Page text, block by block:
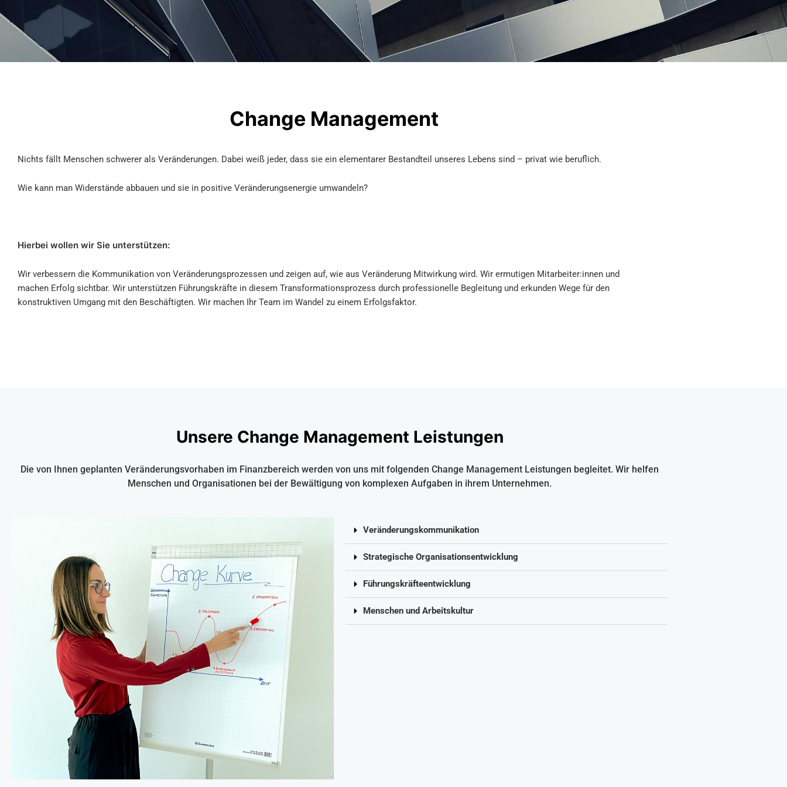
Change Management
Nichts fällt Menschen schwerer als Veränderungen. Dabei weiß jeder, dass sie ein elementarer Bestandteil unseres Lebens sind – privat wie beruflich.
Wie kann man Widerstände abbauen und sie in positive Veränderungsenergie umwandeln?
Hierbei wollen wir Sie unterstützen:
Wir verbessern die Kommunikation von Veränderungsprozessen und zeigen auf, wie aus Veränderung Mitwirkung wird. Wir ermutigen Mitarbeiter:innen und
machen Erfolg sichtbar. Wir unterstützen Führungskräfte in diesem Transformationsprozess durch professionelle Begleitung und erkunden Wege für den
konstruktiven Umgang mit den Beschäftigten. Wir machen Ihr Team im Wandel zu einem Erfolgsfaktor.
Unsere Change Management Leistungen
Die von Ihnen geplanten Veränderungsvorhaben im Finanzbereich werden von uns mit folgenden Change Management Leistungen begleitet. Wir helfen
Menschen und Organisationen bei der Bewältigung von komplexen Aufgaben in ihrem Unternehmen.
Veränderungskommunikation
Strategische Organisationsentwicklung
Führungskräfteentwicklung
Menschen und Arbeitskultur